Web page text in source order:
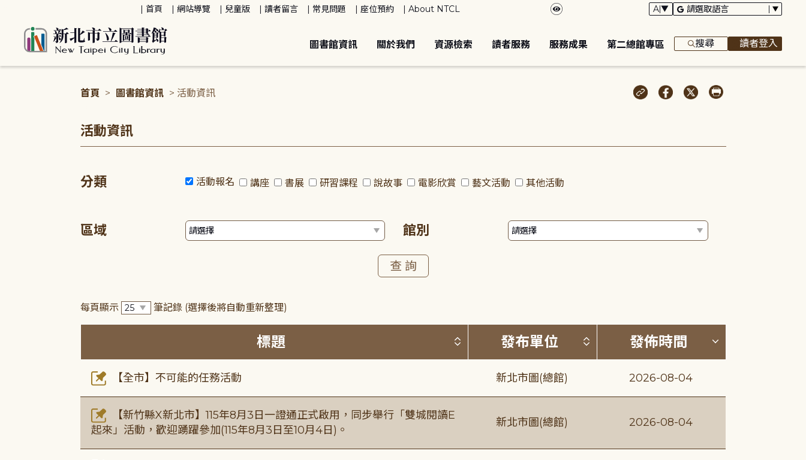
首頁 網站導覽 兒童版 讀者留言 常見問題 座位預約 About NTCL
圖書館資訊 關於我們 資源檢索 讀者服務 服務成果 第二總館專區 搜尋 讀者登入
首頁 > 圖書館資訊 > 活動資訊
活動資訊
分類 活動報名 講座 書展 研習課程 說故事 電影欣賞 藝文活動 其他活動
區域 館別
每頁顯示 筆記錄 (選擇後將自動重新整理)
標題 按標題排序 (升降冪)
發布單位 按發布單位排序 (升降冪)
發佈時間 按發佈時間
【全市】不可能的任務活動 新北市圖(總館) 2026-08-04
【新竹縣X新北市】115年8月3日一證通正式啟用，同步舉行「雙城閱讀E
起來」活動，歡迎踴躍參加(115年8月3日至10月4日)。
新北市圖(總館) 2026-08-04